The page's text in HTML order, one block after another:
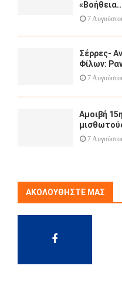
7
Σέρρες-
Φίλων:
7
Αμοιβή
7
ΑΚΟΛΟΥΘΉΣΤΕ ΜΑΣ